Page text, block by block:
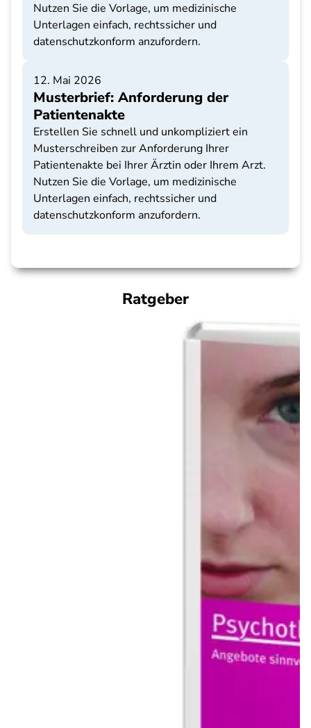
Nutzen Sie die Vorlage, um medizinische
Unterlagen einfach, rechtssicher und
datenschutzkonform anzufordern.
12. Mai 2026
Musterbrief: Anforderung der
Patientenakte
Erstellen Sie schnell und unkompliziert ein
Musterschreiben zur Anforderung Ihrer
Patientenakte bei Ihrer Ärztin oder Ihrem Arzt.
Nutzen Sie die Vorlage, um medizinische
Unterlagen einfach, rechtssicher und
datenschutzkonform anzufordern.
Ratgeber